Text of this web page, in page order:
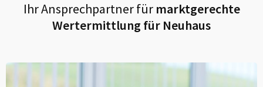
Ihr Ansprechpartner fürmarktgerechte
Wertermittlung für Neuhaus